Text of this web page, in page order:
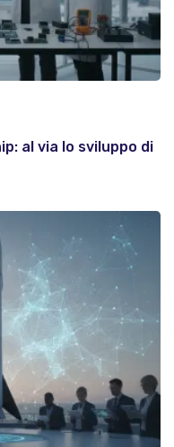
al via lo sviluppo di